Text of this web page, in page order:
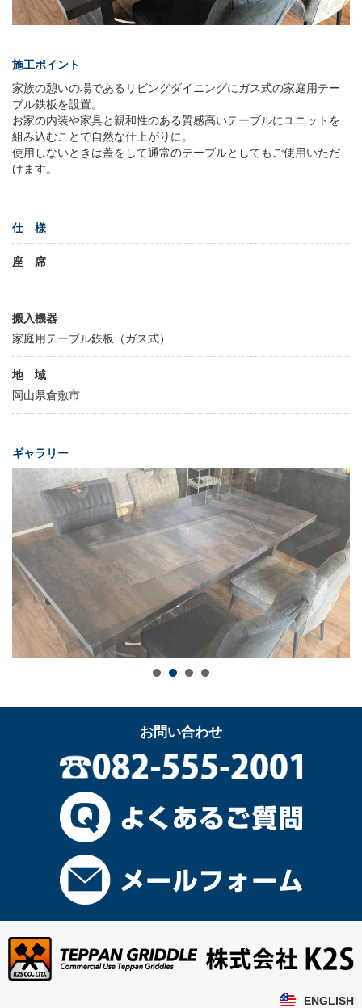
施工ポイント
家族の憩いの場であるリビングダイニングにガス式の家庭用テー
ブル鉄板を設置。
お家の内装や家具と親和性のある質感高いテーブルにユニットを
組み込むことで自然な仕上がりに。
使用しないときは蓋をして通常のテーブルとしてもご使用いただ
けます。
仕 様
座 席
—
搬入機器
家庭用テーブル鉄板（ガス式）
地 域
岡山県倉敷市
ギャラリー
お問い合わせ
ENGLISH